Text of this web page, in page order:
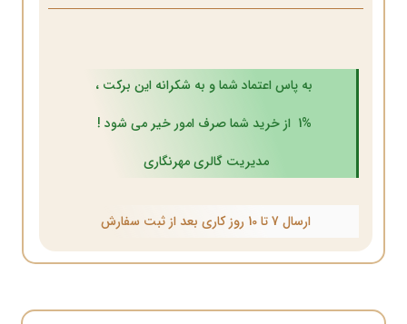
به پاس اعتماد شما و به شکرانه این برکت ،
1% از خرید شما صرف امور خیر می شود !
مدیریت گالری مهرنگاری
ارسال 7 تا 10 روز کاری بعد از ثبت سفارش